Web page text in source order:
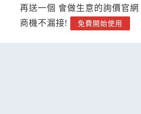
再送一個 會做生意的詢價官網
商機不漏接!
免費開始使用